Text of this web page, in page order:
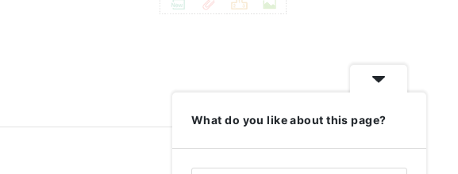
What do you like about this page?